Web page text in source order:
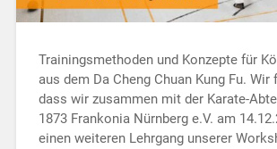
Trainingsmethoden und Konzepte für
aus dem Da Cheng Chuan Kung Fu. Wir
dass wir zusammen mit der Karate-
1873 Frankonia Nürnberg e.V. am
einen weiteren Lehrgang unserer